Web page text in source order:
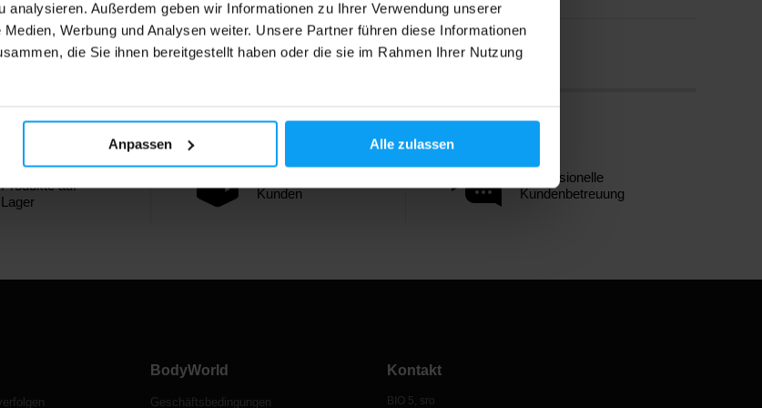
analysieren. Außerdem geben wir Informationen zu Ihrer Verwendung unserer
Werbung und Analysen weiter. Unsere Partner führen diese Informationen
die Sie ihnen bereitgestellt haben oder die sie im Rahmen Ihrer Nutzung
Anpassen Alle zulassen
Über 3000
Produkte auf
Lager
Kunden
Professionelle
Kundenbetreuung
BodyWorld
Geschäftsbedingungen
Kontakt
BIO 5, sro